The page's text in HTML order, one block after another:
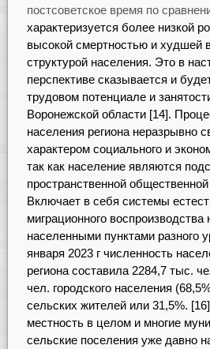
постсоветское время по
характеризуется более низкой
высокой смертностью и худшей
структурой населения. Это в
перспективе сказывается и
трудовом потенциале и
Воронежской области [14].
населения региона неразрывно
характером социального и
так как население являются
пространственной
Включает в себя системы
миграционного воспроизводства
населенными пунктами разного
января 2023 г численность
региона составила 2284,7 тыс.
чел. городского населения
сельских жителей или 31,5%.
местность в целом и многие
сельские поселения уже давно